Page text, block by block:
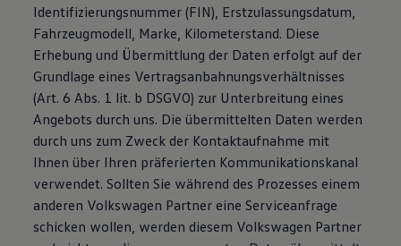
Identifizierungsnummer (FIN), Erstzulassungsdatum,
Fahrzeugmodell, Marke, Kilometerstand. Diese
Erhebung und Übermittlung der Daten erfolgt auf der
Grundlage eines Vertragsanbahnungsverhältnisses
(Art. 6 Abs. 1 lit. b DSGVO) zur Unterbreitung eines
Angebots durch uns. Die übermittelten Daten werden
durch uns zum Zweck der Kontaktaufnahme mit
Ihnen über Ihren präferierten Kommunikationskanal
verwendet. Sollten Sie während des Prozesses einem
anderen Volkswagen Partner eine Serviceanfrage
schicken wollen, werden diesem Volkswagen Partner